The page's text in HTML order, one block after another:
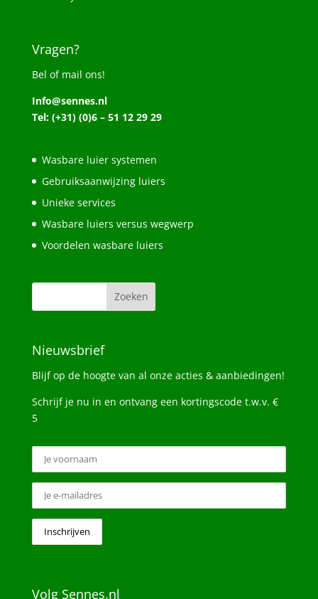
Vragen?
Bel of mail ons!
Info@sennes.nl
Tel: (+31) (0)6 – 51 12 29 29
Wasbare luier systemen
Gebruiksaanwijzing luiers
Unieke services
Wasbare luiers versus wegwerp
Voordelen wasbare luiers
Nieuwsbrief
Blijf op de hoogte van al onze acties & aanbiedingen!
Schrijf je nu in en ontvang een kortingscode t.w.v. €
5
Volg Sennes.nl